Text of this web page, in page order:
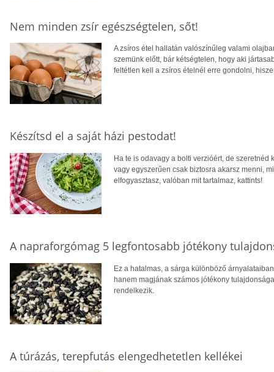
Nem minden zsír egészségtelen, sőt!
A zsíros étel hallatán valószínűleg valami
szemünk előtt, bár kétségtelen, hogy aki
feltétlen kell a zsíros ételnél erre gondolni,
Készítsd el a saját házi pestodat!
Ha te is odavagy a bolti verzióért, de
vagy egyszerűen csak biztosra akarsz menni,
elfogyasztasz, valóban mit tartalmaz, kattints!
A napraforgómag 5 legfontosabb jótékony
Ez a hatalmas, a sárga különböző
hanem magjának számos jótékony
rendelkezik.
A túrázás, terepfutás elengedhetetlen kellékei